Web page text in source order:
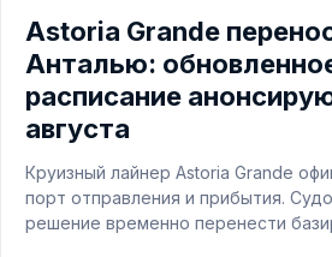
Astoria Grande
Анталью:
расписание
августа
Круизный лайнер Astoria Grande
порт отправления и прибытия.
решение временно перенести